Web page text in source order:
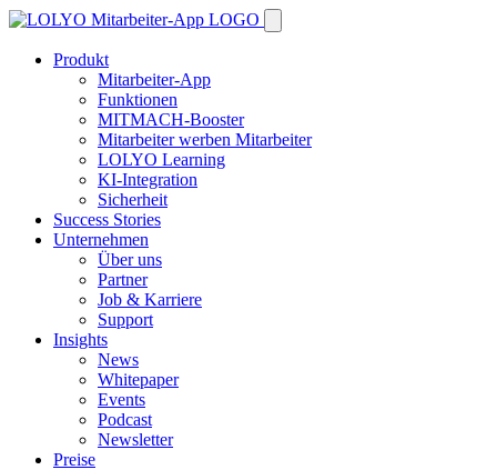
Produkt
Mitarbeiter-App
Funktionen
MITMACH-Booster
Mitarbeiter werben Mitarbeiter
LOLYO Learning
KI-Integration
Sicherheit
Success Stories
Unternehmen
Über uns
Partner
Job & Karriere
Support
Insights
News
Whitepaper
Events
Podcast
Newsletter
Preise